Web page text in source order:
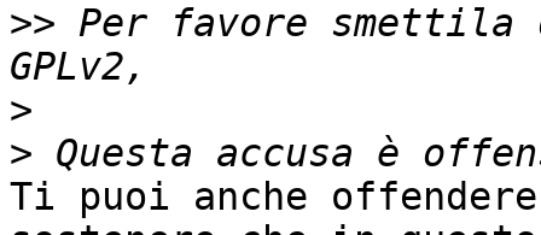
>> Per favore smettila
>
>
Ti puoi anche